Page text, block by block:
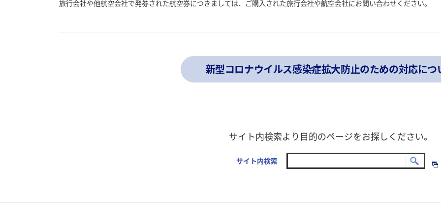
旅行会社や他航空会社で発券された航空券につきましては、ご購入された旅行会社や航空会社にお問い合わせください。
新型コロナウイルス感染症拡大防止のための対応につ
サイト内検索より目的のページをお探しください。
サイト内検索